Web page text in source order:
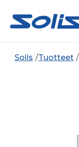
Solis Tuotteet